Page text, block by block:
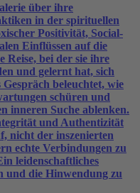
über ihre
in der spirituellen
Positivität, Social-
Einflüssen auf die
Reise, bei der sie ihre
und gelernt hat, sich
beleuchtet, wie
schüren und
inneren Suche ablenken.
und Authentizität
nicht der inszenierten
echte Verbindungen zu
leidenschaftliches
und die Hinwendung zu